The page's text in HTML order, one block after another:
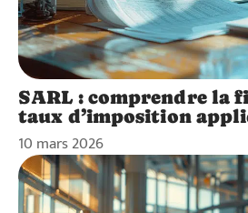
SARL : comprendre la
taux d’imposition
10 mars 2026